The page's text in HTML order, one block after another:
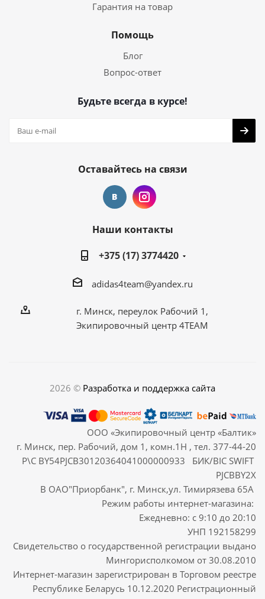
Гарантия на товар
Помощь
Блог
Вопрос-ответ
Будьте всегда в курсе!
Оставайтесь на связи
Наши контакты
+375 (17) 3774420
adidas4team@yandex.ru
г. Минск, переулок Рабочий 1,
Экипировочный центр 4TEAM
2026 © Разработка и поддержка сайта
ООО «Экипировочный центр «Балтик»
г. Минск, пер. Рабочий, дом 1, комн.1Н , тел. 377-44-20
Р\С BY54PJCB30120364041000000933 БИК/BIC SWIFT
PJCBBY2X
В ОАО"Приорбанк", г. Минск,ул. Тимирязева 65А
Режим работы интернет-магазина:
Ежедневно: с 9:10 до 20:10
УНП 192158299
Свидетельство о государственной регистрации выдано
Мингорисполкомом от 30.08.2010
Интернет-магазин зарегистрирован в Торговом реестре
Республике Беларусь 10.12.2020 Регистрационный